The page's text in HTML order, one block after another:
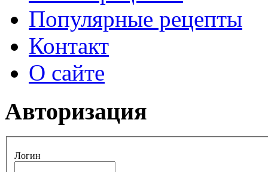
Популярные рецепты
Контакт
О сайте
Авторизация
Логин